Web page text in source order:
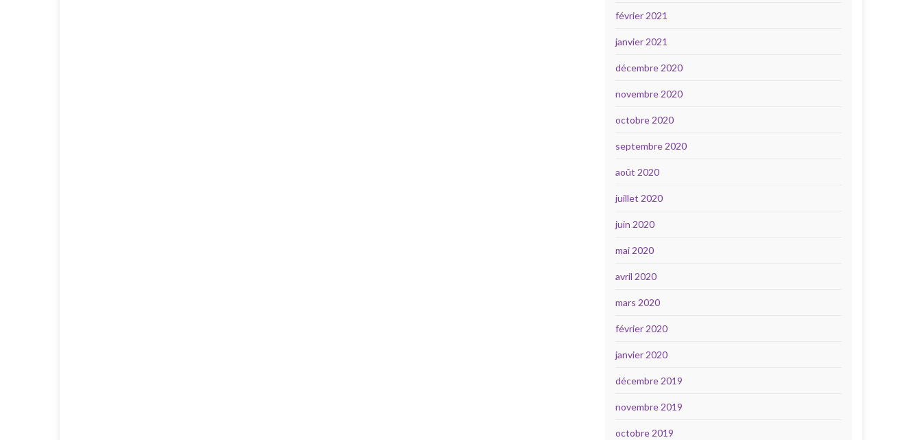
février 2021
janvier 2021
décembre 2020
novembre 2020
octobre 2020
septembre 2020
août 2020
juillet 2020
juin 2020
mai 2020
avril 2020
mars 2020
février 2020
janvier 2020
décembre 2019
novembre 2019
octobre 2019